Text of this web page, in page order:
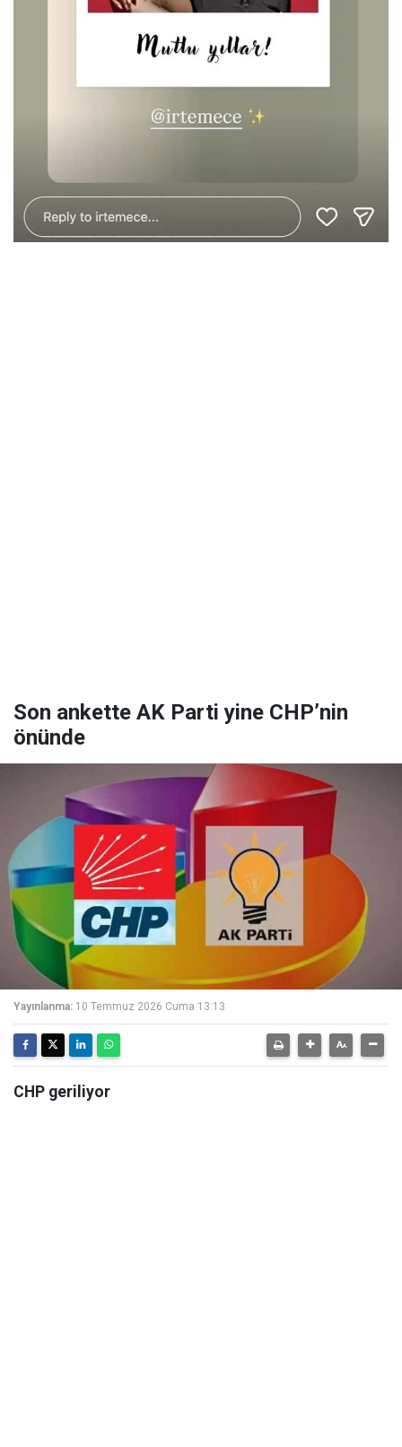
Son ankette AK Parti yine CHP’nin
önünde
Yayınlanma: 10 Temmuz 2026 Cuma 13:13
CHP geriliyor